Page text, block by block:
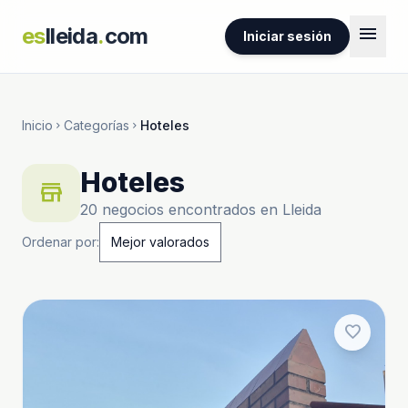
eslleida.com Iniciar sesión menu
Inicio chevron_right Categorías chevron_right Hoteles
store Hoteles
20 negocios encontrados en Lleida
Ordenar por:
favorite